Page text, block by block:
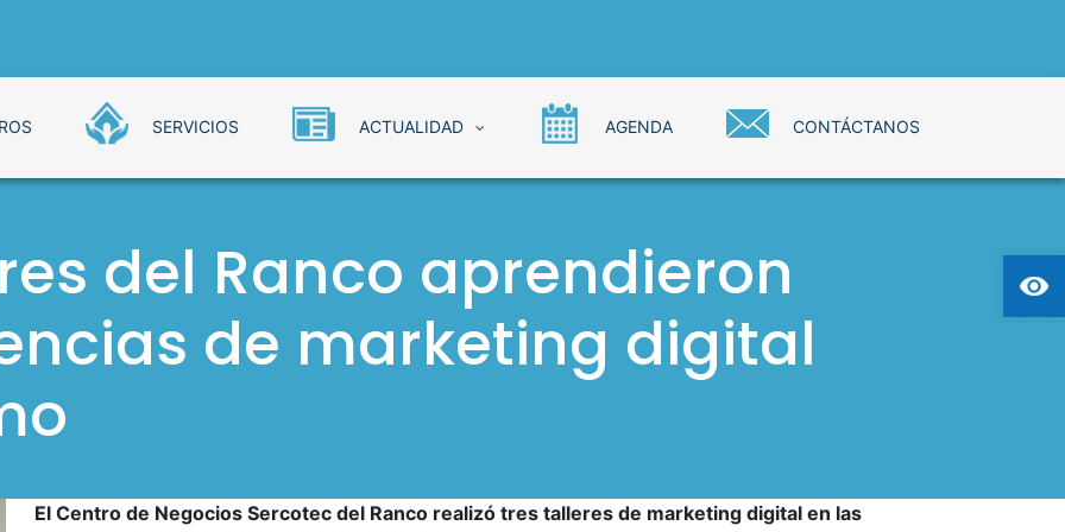
Sercotec
SERVICIOS ACTUALIDAD AGENDA CONTÁCTANOS
del Ranco aprendieron
de marketing digital
El Centro de Negocios Sercotec del Ranco realizó tres talleres de marketing digital en las